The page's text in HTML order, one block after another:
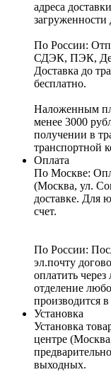
адреса
загруженности
По России:
СДЭК, ПЭК,
Доставка до
бесплатно.
Наложенным
менее 3000
получении в
транспортной
Оплата
По Москве:
(Москва, ул.
доставке. Для
счет.
По России:
эл.почту
оплатить
отделение
производится
Установка
Установка
центре
выходных.